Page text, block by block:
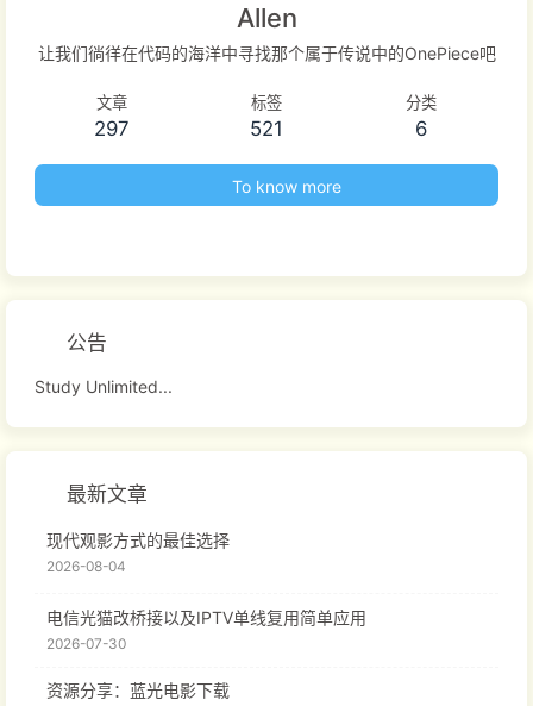
Allen
让我们徜徉在代码的海洋中寻找那个属于传说中的OnePiece吧
文章
297
标签
521
分类
6
To know more
公告
Study Unlimited...
最新文章
现代观影方式的最佳选择
2026-08-04
电信光猫改桥接以及IPTV单线复用简单应用
2026-07-30
资源分享：蓝光电影下载